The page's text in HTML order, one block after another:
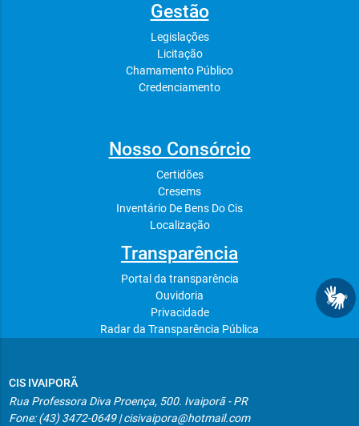
Gestão
Legislações
Licitação
Chamamento Público
Credenciamento
Nosso Consórcio
Certidões
Cresems
Inventário De Bens Do Cis
Localização
Transparência
Portal da transparência
Ouvidoria
Privacidade
Radar da Transparência Pública
CIS IVAIPORÃ
Rua Professora Diva Proença, 500. Ivaiporã - PR
Fone: (43) 3472-0649 | cisivaipora@hotmail.com